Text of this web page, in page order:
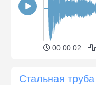
00:00:02
Стальная